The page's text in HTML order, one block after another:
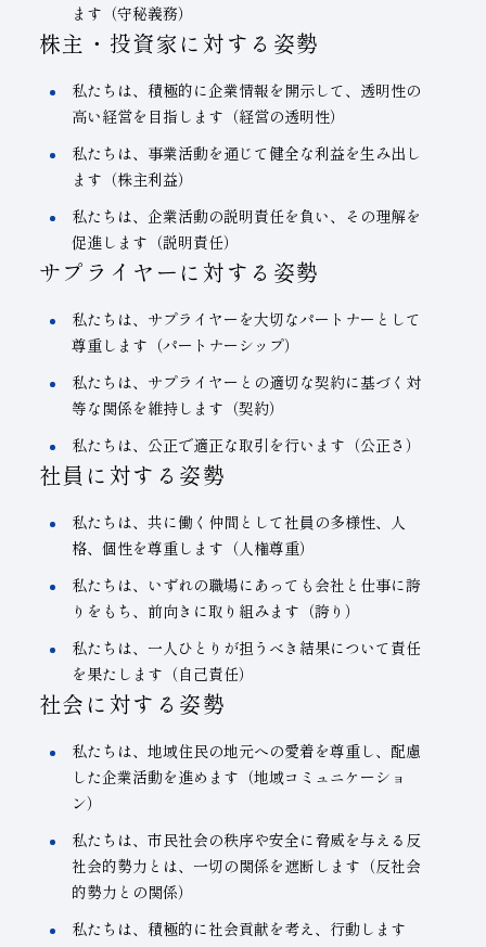
ます（守秘義務）
株主・投資家に対する姿勢
私たちは、積極的に企業情報を開示して、透明性の
高い経営を目指します（経営の透明性）
私たちは、事業活動を通じて健全な利益を生み出し
ます（株主利益）
私たちは、企業活動の説明責任を負い、その理解を
促進します（説明責任）
サプライヤーに対する姿勢
私たちは、サプライヤーを大切なパートナーとして
尊重します（パートナーシップ）
私たちは、サプライヤーとの適切な契約に基づく対
等な関係を維持します（契約）
私たちは、公正で適正な取引を行います（公正さ）
社員に対する姿勢
私たちは、共に働く仲間として社員の多様性、人
格、個性を尊重します（人権尊重）
私たちは、いずれの職場にあっても会社と仕事に誇
りをもち、前向きに取り組みます（誇り）
私たちは、一人ひとりが担うべき結果について責任
を果たします（自己責任）
社会に対する姿勢
私たちは、地域住民の地元への愛着を尊重し、配慮
した企業活動を進めます（地域コミュニケーショ
ン）
私たちは、市民社会の秩序や安全に脅威を与える反
社会的勢力とは、一切の関係を遮断します（反社会
的勢力との関係）
私たちは、積極的に社会貢献を考え、行動します